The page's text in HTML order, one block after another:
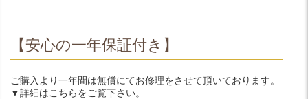
【安心の一年保証付き】
ご購入より一年間は無償にてお修理をさせて頂いております。
▼詳細はこちらをご覧下さい。